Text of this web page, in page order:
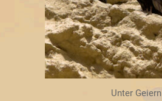
Unter Geiern